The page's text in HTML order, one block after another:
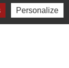
(CCSP)
Personalize